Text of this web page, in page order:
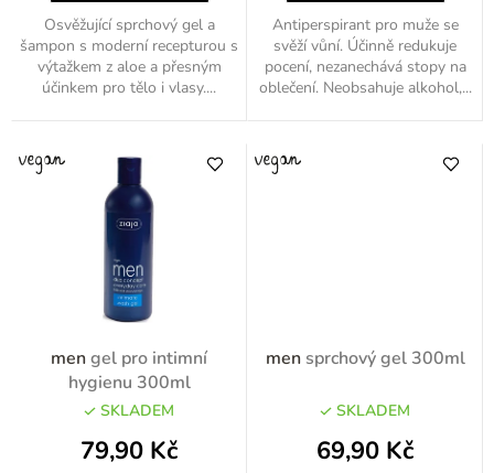
Osvěžující sprchový gel a
šampon s moderní recepturou s
výtažkem z aloe a přesným
účinkem pro tělo i vlasy....
Antiperspirant pro muže se
svěží vůní. Účinně redukuje
pocení, nezanechává stopy na
oblečení. Neobsahuje alkohol,...
mengel pro intimní
hygienu 300ml
SKLADEM
79,90 Kč
men sprchový gel 300ml
SKLADEM
69,90 Kč